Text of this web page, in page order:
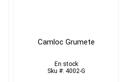
Camloc Grumete
En stock
Sku #: 4002-G